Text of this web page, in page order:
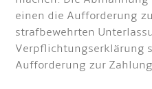
einen die Aufforderung
strafbewehrten
Verpflichtungserklärung
Aufforderung zur